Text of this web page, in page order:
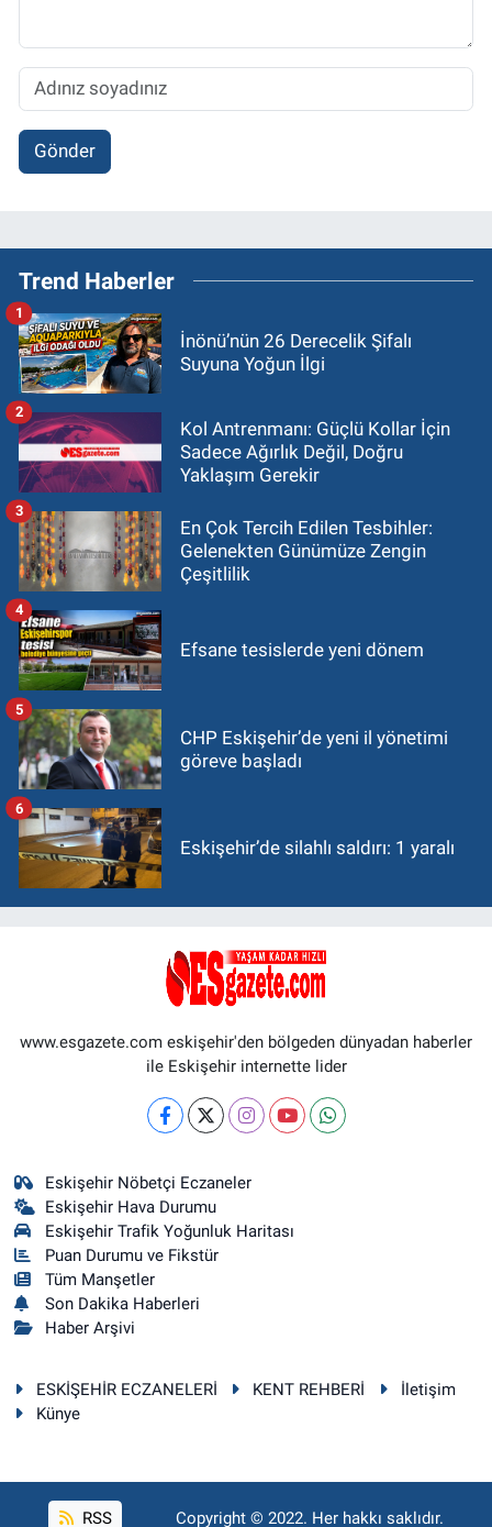
Gönder
Trend Haberler
İnönü’nün 26 Derecelik Şifalı
Suyuna Yoğun İlgi
1
Kol Antrenmanı: Güçlü Kollar İçin
Sadece Ağırlık Değil, Doğru
Yaklaşım Gerekir
2
En Çok Tercih Edilen Tesbihler:
Gelenekten Günümüze Zengin
Çeşitlilik
3
Efsane tesislerde yeni dönem
4
CHP Eskişehir’de yeni il yönetimi
göreve başladı
5
Eskişehir’de silahlı saldırı: 1 yaralı
6
www.esgazete.com eskişehir'den bölgeden dünyadan haberler
ile Eskişehir internette lider
Eskişehir Nöbetçi Eczaneler
Eskişehir Hava Durumu
Eskişehir Trafik Yoğunluk Haritası
Puan Durumu ve Fikstür
Tüm Manşetler
Son Dakika Haberleri
Haber Arşivi
ESKİŞEHİR ECZANELERİ KENT REHBERİ
İletişim
Künye
RSS Copyright © 2022. Her hakkı saklıdır.